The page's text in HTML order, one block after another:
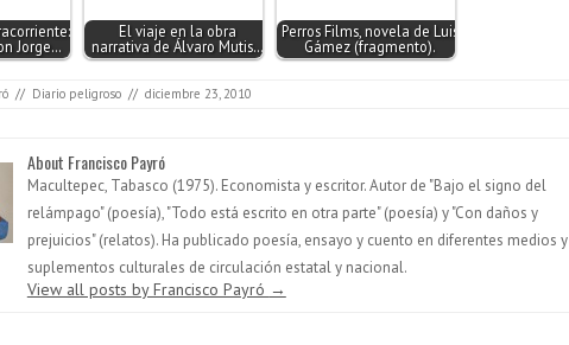
Jorge…
El viaje en la obra
narrativa de Álvaro Mutis…
Perros Films, novela de Luis
Gámez (fragmento).
// Diario peligroso // diciembre 23, 2010
About Francisco Payró
Macultepec, Tabasco (1975). Economista y escritor. Autor de "Bajo el signo del
relámpago" (poesía), "Todo está escrito en otra parte" (poesía) y "Con daños y
prejuicios" (relatos). Ha publicado poesía, ensayo y cuento en diferentes medios y
suplementos culturales de circulación estatal y nacional.
View all posts by Francisco Payró →